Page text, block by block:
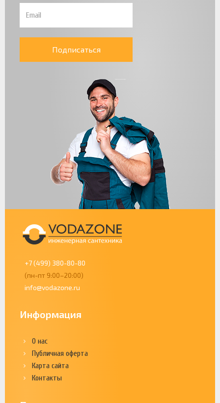
Подписаться
+7 (499) 380-80-80
(пн-пт 9:00–20:00)
info@vodazone.ru
Информация
О нас
Публичная оферта
Карта сайта
Контакты